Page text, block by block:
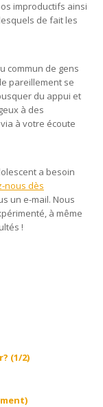
improductifs ainsi
de fait les
commun de gens
pareillement se
du appui et
à des
à votre écoute
a besoin
nous dès
un e-mail. Nous
à même
!
(1/2)